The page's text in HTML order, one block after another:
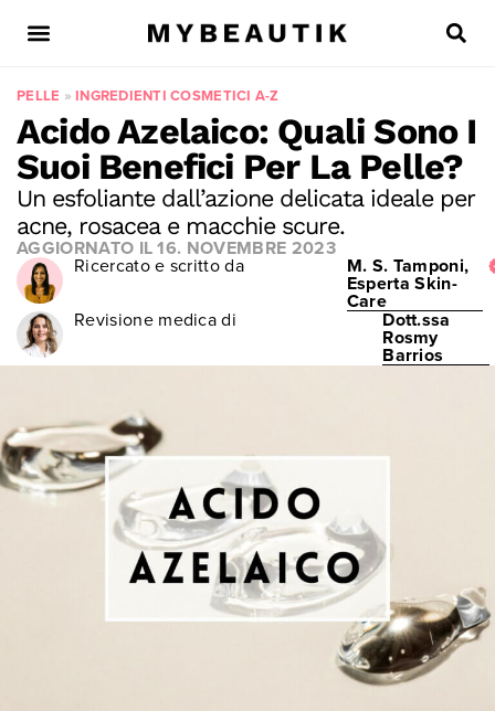
PELLE » INGREDIENTI COSMETICI A-Z
Acido Azelaico: Quali Sono I
Suoi Benefici Per La Pelle?
Un esfoliante dall’azione delicata ideale per
acne, rosacea e macchie scure.
AGGIORNATO IL16. NOVEMBRE 2023
Ricercato e scritto da M. S. Tamponi,
Esperta Skin-
Care
Revisione medica di Dott.ssa
Rosmy
Barrios